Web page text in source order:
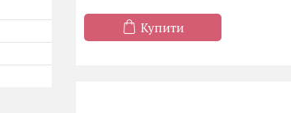
Купити